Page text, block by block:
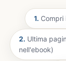
1. Compri
2. Ultima
nell'ebook)